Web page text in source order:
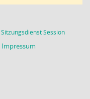
SitzungsdienstSession(Wird in
Impressum